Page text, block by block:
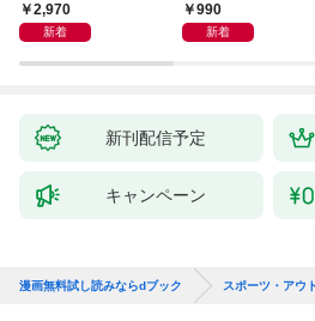
2,970
新着
990
新着
新刊配信予定
キャンペーン
漫画無料試し読みならdブック スポーツ・アウ